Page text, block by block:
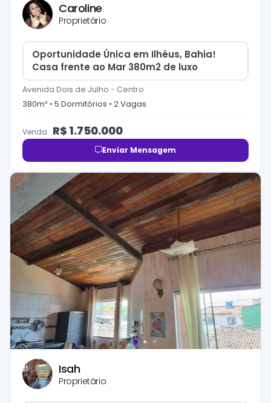
Caroline
Proprietário
Oportunidade Única em Ilhéus, Bahia!
Casa frente ao Mar 380m2 de luxo
Avenida Dois de Julho - Centro
380m² • 5 Dormitórios • 2Vagas
Venda R$ 1.750.000
Enviar Mensagem
Isah
Proprietário